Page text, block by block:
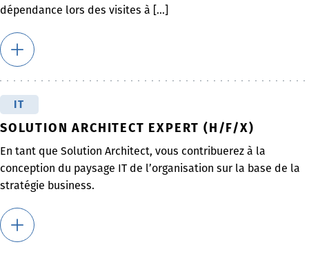
dépendance lors des visites à [...]
IT
SOLUTION ARCHITECT EXPERT (H/F/X)
En tant que Solution Architect, vous contribuerez à la
conception du paysage IT de l’organisation sur la base de la
stratégie business.